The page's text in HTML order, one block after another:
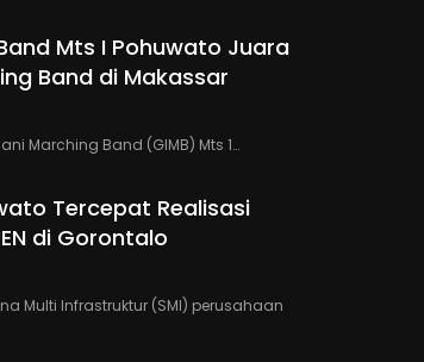
Mts I Pohuwato Juara
Band di Makassar
Marching Band (GIMB) Mts 1…
Tercepat Realisasi
di Gorontalo
Multi Infrastruktur (SMI) perusahaan